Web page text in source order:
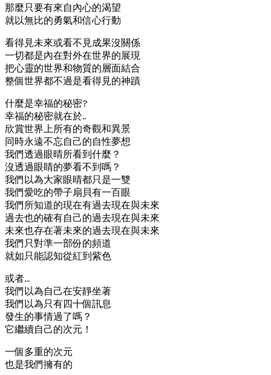
那麼只要有來自內心的渴望
就以無比的勇氣和信心行動
看得見未來或看不見成果沒關係
一切都是內在對外在世界的展現
把心靈的世界和物質的層面結合
整個世界都不過是看得見的神蹟
什麼是幸福的秘密?
幸福的秘密就在於..
欣賞世界上所有的奇觀和異景
同時永遠不忘自己的自性夢想
我們透過眼晴所看到什麼？
沒透過眼睛的夢看不到嗎？
我們以為大家眼晴都只是一雙
我們愛吃的帶子扇貝有一百眼
我們所知道的現在有過去現在與未來
過去也的確有自己的過去現在與未來
未來也存在著未來的過去現在與未來
我們只對準一部份的頻道
就如只能認知從紅到紫色
或者…
我們以為自己在安靜坐著
我們以為只有四十個訊息
發生的事情過了嗎？
它繼續自己的次元！
一個多重的次元
也是我們擁有的